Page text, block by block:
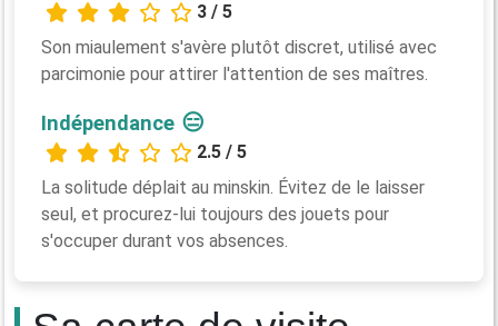
3 / 5
Son miaulement s'avère plutôt discret, utilisé avec
parcimonie pour attirer l'attention de ses maîtres.
Indépendance 😑
2.5 / 5
La solitude déplait au minskin. Évitez de le laisser
seul, et procurez-lui toujours des jouets pour
s'occuper durant vos absences.